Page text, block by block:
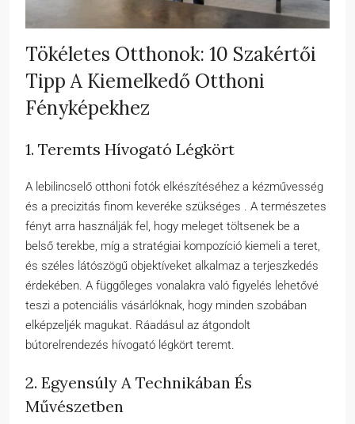
Tökéletes Otthonok: 10 Szakértői
Tipp A Kiemelkedő Otthoni
Fényképekhez
1. Teremts Hívogató Légkört
A lebilincselő otthoni fotók elkészítéséhez a kézművesség
és a precizitás finom keveréke szükséges . A természetes
fényt arra használják fel, hogy meleget töltsenek be a
belső terekbe, míg a stratégiai kompozíció kiemeli a teret,
és széles látószögű objektíveket alkalmaz a terjeszkedés
érdekében. A függőleges vonalakra való figyelés lehetővé
teszi a potenciális vásárlóknak, hogy minden szobában
elképzeljék magukat. Ráadásul az átgondolt
bútorelrendezés hívogató légkört teremt.
2. Egyensúly A Technikában És
Művészetben